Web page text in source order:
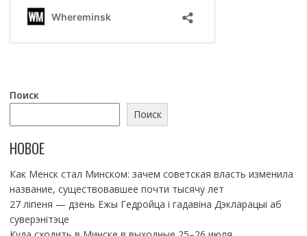
Поиск
Поиск
НОВОЕ
Как Менск стал Минском: зачем советская власть изменила
название, существовавшее почти тысячу лет
27 ліпеня — дзень Ежы Гедройца і гадавіна Дэкларацыі аб
суверэнітэце